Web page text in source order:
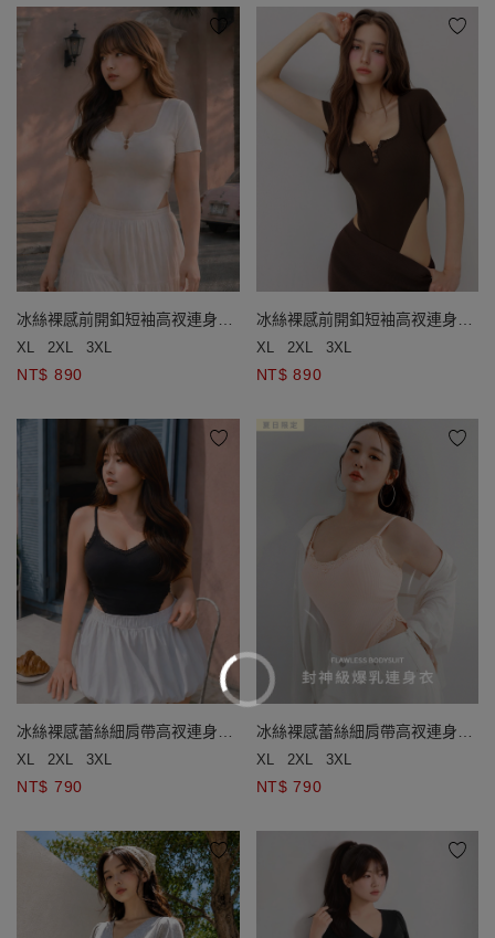
冰絲裸感前開釦短袖高衩連身衣
(附胸墊)
XL 2XL 3XL
NT$ 890
冰絲裸感前開釦短袖高衩連身衣
(附胸墊)
XL 2XL 3XL
NT$ 890
冰絲裸感蕾絲細肩帶高衩連身衣
(附胸墊)
XL 2XL 3XL
NT$ 790
冰絲裸感蕾絲細肩帶高衩連身衣
(附胸墊)
XL 2XL 3XL
NT$ 790